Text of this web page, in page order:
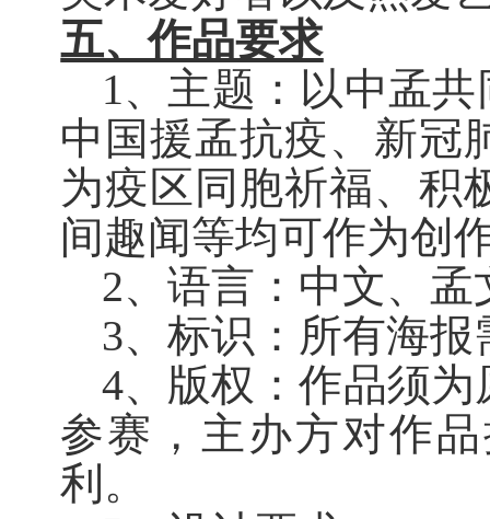
五、作品要求
1、 主题：以中孟共
中国援孟抗疫、 新冠
为疫区同胞祈福、积
间趣闻等均可作为创
2、 语言：中文、孟
3、 标识：所有海报
4、 版权：作品须为
参赛，主办方对作
利。